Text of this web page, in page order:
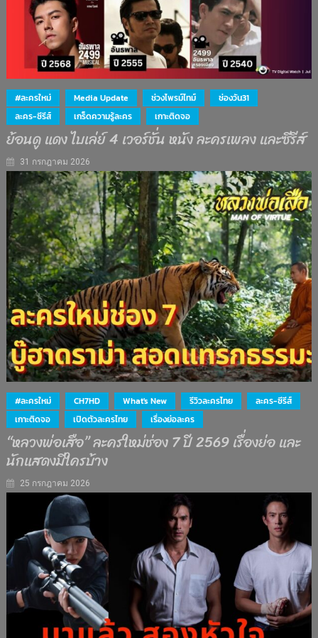
#ละครใหม่ Media Update ช่วงไพรม์ไทม์
ช่องวัน31
ละคร-ซีรีส์
เกร็ดความรู้ละคร เกาะติดจอ
ย้อนดู แดง ไบเล่ย์ 4 เวอร์ชั่น หนัง ละครเพลง และซีรีส์
31 กรกฎาคม 2026
#ละครใหม่ CH7HD What's New รีวิวละครไทย
ละคร-ซีรีส์
เกาะติดจอ
เปิดตัวละครไทย เรื่องย่อละคร
“หลวงพ่อเสือ” ละครใหม่ช่อง 7 ปี 2569 เรื่องย่อ และ
นักแสดงมีใครบ้าง
25 กรกฎาคม 2026